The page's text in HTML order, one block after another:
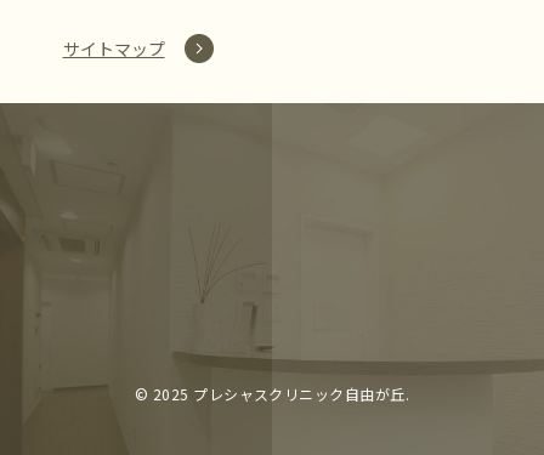
サイトマップ
©︎ 2025 プレシャスクリニック自由が丘.